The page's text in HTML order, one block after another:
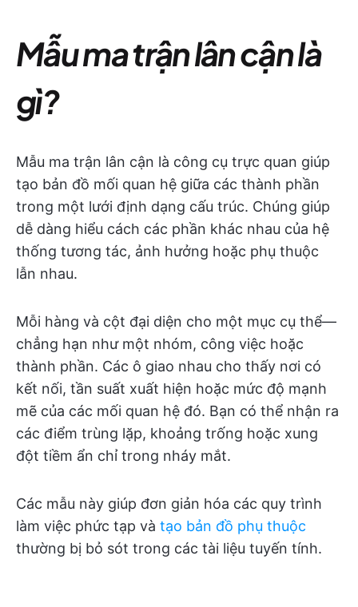
Mẫu ma trận lân cận là
gì?
Mẫu ma trận lân cận là công cụ trực quan giúp
tạo bản đồ mối quan hệ giữa các thành phần
trong một lưới định dạng cấu trúc. Chúng giúp
dễ dàng hiểu cách các phần khác nhau của hệ
thống tương tác, ảnh hưởng hoặc phụ thuộc
lẫn nhau.
Mỗi hàng và cột đại diện cho một mục cụ thể—
chẳng hạn như một nhóm, công việc hoặc
thành phần. Các ô giao nhau cho thấy nơi có
kết nối, tần suất xuất hiện hoặc mức độ mạnh
mẽ của các mối quan hệ đó. Bạn có thể nhận ra
các điểm trùng lặp, khoảng trống hoặc xung
đột tiềm ẩn chỉ trong nháy mắt.
Các mẫu này giúp đơn giản hóa các quy trình
làm việc phức tạp và tạo bản đồ phụ thuộc
thường bị bỏ sót trong các tài liệu tuyến tính.